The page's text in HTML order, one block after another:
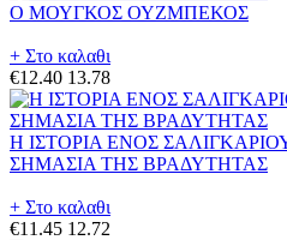
Ο ΜΟΥΓΚΟΣ ΟΥΖΜΠΕΚΟΣ
+ Στο καλαθι
€12.40 13.78
Η ΙΣΤΟΡΙΑ ΕΝΟΣ
ΣΗΜΑΣΙΑ ΤΗΣ ΒΡΑΔΥΤΗΤΑΣ
+ Στο καλαθι
€11.45 12.72